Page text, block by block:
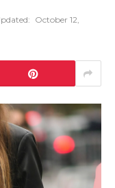
October 12,